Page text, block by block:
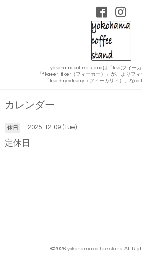
yokohama coffee standは「fika(フィーカ
「fika+er=fiker（フィーカー）」が、よりフ
「fika＋ry＝fikary（フィーカリィ）」な
カレンダー
休日 2025-12-09 (Tue)
定休日
©2026 yokohama coffee stand. All